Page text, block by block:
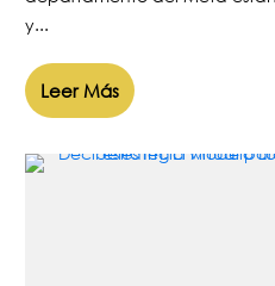
y...
Leer Más